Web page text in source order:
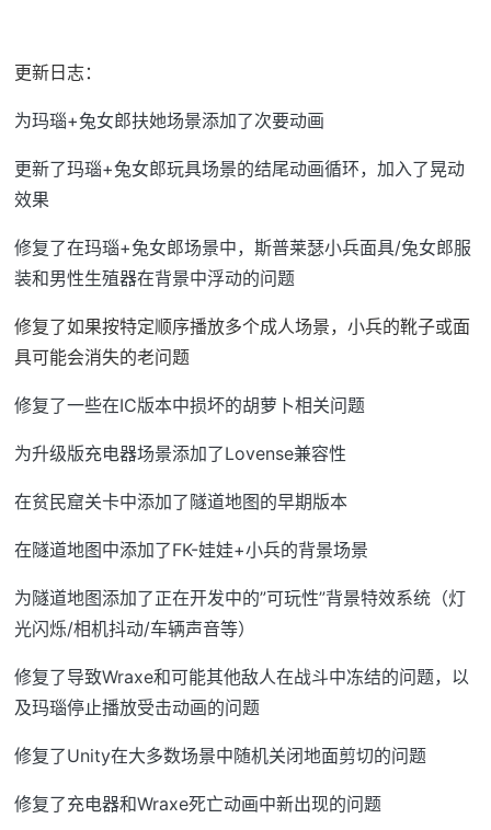
更新日志：
为玛瑙+兔女郎扶她场景添加了次要动画
更新了玛瑙+兔女郎玩具场景的结尾动画循环，加入了晃动
效果
修复了在玛瑙+兔女郎场景中，斯普莱瑟小兵面具/兔女郎服
装和男性生殖器在背景中浮动的问题
修复了如果按特定顺序播放多个成人场景，小兵的靴子或面
具可能会消失的老问题
修复了一些在IC版本中损坏的胡萝卜相关问题
为升级版充电器场景添加了Lovense兼容性
在贫民窟关卡中添加了隧道地图的早期版本
在隧道地图中添加了FK-娃娃+小兵的背景场景
为隧道地图添加了正在开发中的”可玩性”背景特效系统（灯
光闪烁/相机抖动/车辆声音等）
修复了导致Wraxe和可能其他敌人在战斗中冻结的问题，以
及玛瑙停止播放受击动画的问题
修复了Unity在大多数场景中随机关闭地面剪切的问题
修复了充电器和Wraxe死亡动画中新出现的问题